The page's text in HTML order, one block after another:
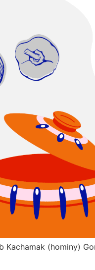
Kachamak (hominy)